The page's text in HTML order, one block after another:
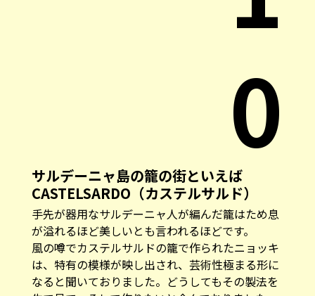
0
サルデーニャ島の籠の街といえば
CASTELSARDO（カステルサルド）
手先が器用なサルデーニャ人が編んだ籠はため息
が溢れるほど美しいとも言われるほどです。
風の噂でカステルサルドの籠で作られたニョッキ
は、特有の模様が映し出され、芸術性極まる形に
なると聞いておりました。どうしてもその製法を